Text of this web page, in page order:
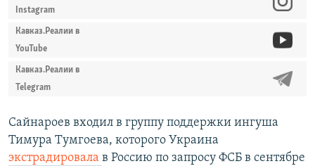
Instagram
Кавказ.Реалии в
YouTube
Кавказ.Реалии в
Telegram
Сайнароев входил в группу поддержки ингуша
Тимура Тумгоева, которого Украина
экстрадировала в Россию по запросу ФСБ в сентябре